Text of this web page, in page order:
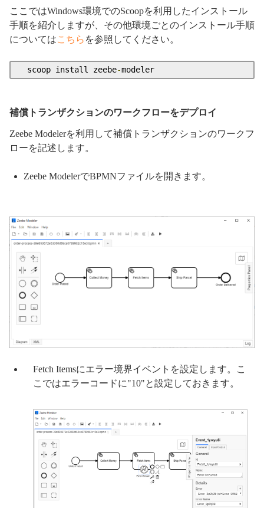
ここではWindows環境でのScoopを利用したインストール
手順を紹介しますが、その他環境ごとのインストール手順
についてはこちら を参照してください。
  scoop install zeebe
-modeler
補償トランザクションのワークフローをデプロイ
Zeebe Modelerを利用して補償トランザクションのワークフ
ローを記述します。
Zeebe ModelerでBPMNファイルを開きます。
Fetch Itemsにエラー境界イベントを設定します。こ
こではエラーコードに"10"と設定しておきます。